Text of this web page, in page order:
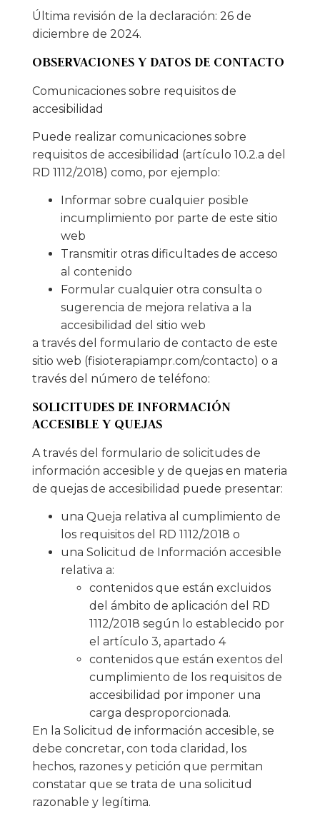
Última revisión de la declaración: 26 de
diciembre de 2024.
OBSERVACIONES Y DATOS DE CONTACTO
Comunicaciones sobre requisitos de
accesibilidad
Puede realizar comunicaciones sobre
requisitos de accesibilidad (artículo 10.2.a del
RD 1112/2018) como, por ejemplo:
Informar sobre cualquier posible
incumplimiento por parte de este sitio
web
Transmitir otras dificultades de acceso
al contenido
Formular cualquier otra consulta o
sugerencia de mejora relativa a la
accesibilidad del sitio web
a través del formulario de contacto de este
sitio web (fisioterapiampr.com/contacto) o a
través del número de teléfono:
SOLICITUDES DE INFORMACIÓN
ACCESIBLE Y QUEJAS
A través del formulario de solicitudes de
información accesible y de quejas en materia
de quejas de accesibilidad puede presentar:
una Queja relativa al cumplimiento de
los requisitos del RD 1112/2018 o
una Solicitud de Información accesible
relativa a:
contenidos que están excluidos
del ámbito de aplicación del RD
1112/2018 según lo establecido por
el artículo 3, apartado 4
contenidos que están exentos del
cumplimiento de los requisitos de
accesibilidad por imponer una
carga desproporcionada.
En la Solicitud de información accesible, se
debe concretar, con toda claridad, los
hechos, razones y petición que permitan
constatar que se trata de una solicitud
razonable y legítima.